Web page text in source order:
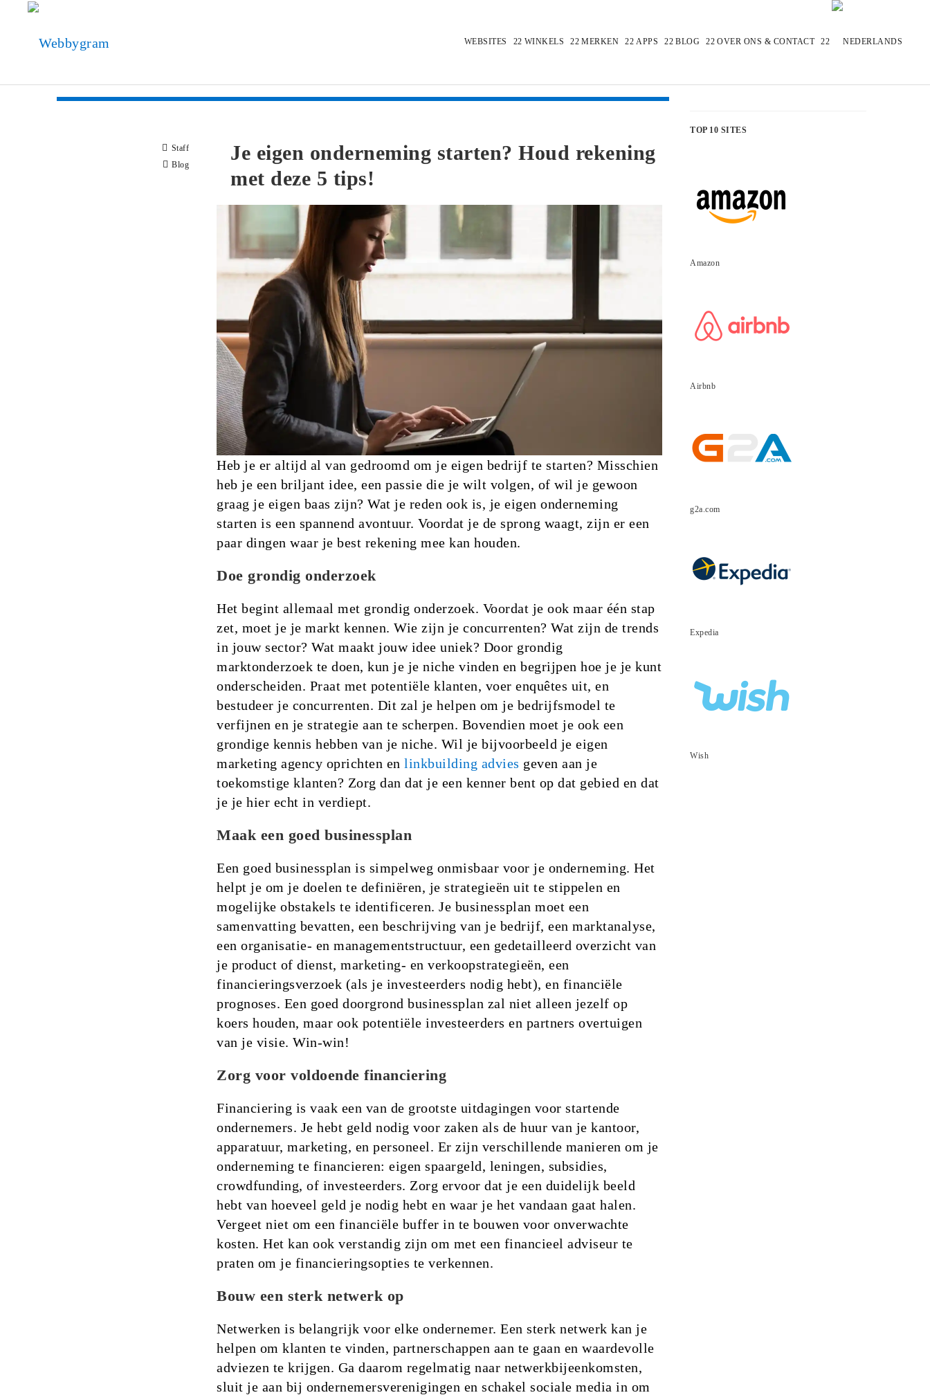
WEBSITES WINKELS MERKEN APPS BLOG OVER ONS & CONTACT
Staff
Blog
Je eigen onderneming starten? Houd rekening
met deze 5 tips!
Heb je er altijd al van gedroomd om je eigen bedrijf te starten? Misschien
heb je een briljant idee, een passie die je wilt volgen, of wil je gewoon
graag je eigen baas zijn? Wat je reden ook is, je eigen onderneming
starten is een spannend avontuur. Voordat je de sprong waagt, zijn er een
paar dingen waar je best rekening mee kan houden.
Doe grondig onderzoek
Het begint allemaal met grondig onderzoek. Voordat je ook maar één stap
zet, moet je je markt kennen. Wie zijn je concurrenten? Wat zijn de trends
in jouw sector? Wat maakt jouw idee uniek? Door grondig
marktonderzoek te doen, kun je je niche vinden en begrijpen hoe je je kunt
onderscheiden. Praat met potentiële klanten, voer enquêtes uit, en
bestudeer je concurrenten. Dit zal je helpen om je bedrijfsmodel te
verfijnen en je strategie aan te scherpen. Bovendien moet je ook een
grondige kennis hebben van je niche. Wil je bijvoorbeeld je eigen
marketing agency oprichten enlinkbuilding advies geven aan je
toekomstige klanten? Zorg dan dat je een kenner bent op dat gebied en dat
je je hier echt in verdiept.
Maak een goed businessplan
Een goed businessplan is simpelweg onmisbaar voor je onderneming. Het
helpt je om je doelen te definiëren, je strategieën uit te stippelen en
mogelijke obstakels te identificeren. Je businessplan moet een
samenvatting bevatten, een beschrijving van je bedrijf, een marktanalyse,
een organisatie- en managementstructuur, een gedetailleerd overzicht van
je product of dienst, marketing- en verkoopstrategieën, een
financieringsverzoek (als je investeerders nodig hebt), en financiële
prognoses. Een goed doorgrond businessplan zal niet alleen jezelf op
koers houden, maar ook potentiële investeerders en partners overtuigen
van je visie. Win-win!
Zorg voor voldoende financiering
Financiering is vaak een van de grootste uitdagingen voor startende
ondernemers. Je hebt geld nodig voor zaken als de huur van je kantoor,
apparatuur, marketing, en personeel. Er zijn verschillende manieren om je
onderneming te financieren: eigen spaargeld, leningen, subsidies,
crowdfunding, of investeerders. Zorg ervoor dat je een duidelijk beeld
hebt van hoeveel geld je nodig hebt en waar je het vandaan gaat halen.
Vergeet niet om een financiële buffer in te bouwen voor onverwachte
kosten. Het kan ook verstandig zijn om met een financieel adviseur te
praten om je financieringsopties te verkennen.
Bouw een sterk netwerk op
Netwerken is belangrijk voor elke ondernemer. Een sterk netwerk kan je
helpen om klanten te vinden, partnerschappen aan te gaan en waardevolle
adviezen te krijgen. Ga daarom regelmatig naar netwerkbijeenkomsten,
sluit je aan bij ondernemersverenigingen en schakel sociale media in om
TOP 10 SITES
Amazon
Airbnb
g2a.com
Expedia
Wish